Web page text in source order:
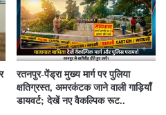
रतनपुर-पेंड्रा मुख्य मार्ग पर पुलिया
क्षतिग्रस्त, अमरकंटक जाने वाली गाड़ियाँ
डायवर्ट; देखें नए वैकल्पिक रूट..